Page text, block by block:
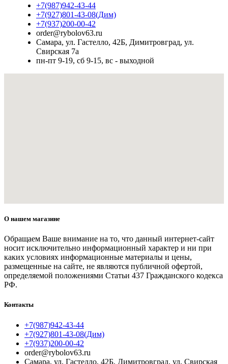
+7(987)942-43-44
+7(927)801-43-08(Дим)
+7(937)200-00-42
order@rybolov63.ru
Самара, ул. Гастелло, 42Б, Димитровград, ул.
Свирская 7а
пн-пт 9-19, сб 9-15, вс - выходной
О нашем магазине
Обращаем Ваше внимание на то, что данный интернет-сайт
носит исключительно информационный характер и ни при
каких условиях информационные материалы и цены,
размещенные на сайте, не являются публичной офертой,
определяемой положениями Статьи 437 Гражданского кодекса
РФ.
Контакты
+7(987)942-43-44
+7(927)801-43-08(Дим)
+7(937)200-00-42
order@rybolov63.ru
Самара, ул. Гастелло, 42Б, Димитровград, ул. Свирская